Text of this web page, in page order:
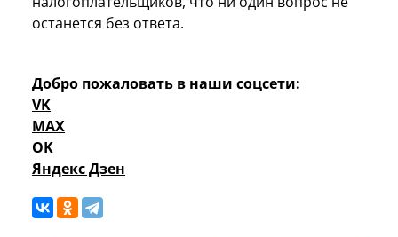
останется без ответа.
Добро пожаловать в наши соцсети:
VK
MAX
OK
Яндекс Дзен